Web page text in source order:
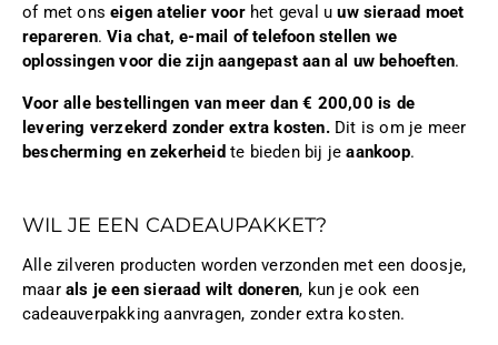
of met onseigen atelier voorhet geval uuw sieraad moet
repareren.Via chat, e-mail of telefoon stellen we
oplossingen voor die zijn aangepast aan al uw behoeften.
Voor alle bestellingen van meer dan € 200,00 is de
levering verzekerd zonder extra kosten.Dit is om je meer
bescherming en zekerheid te bieden bij jeaankoop.
WIL JE EEN CADEAUPAKKET?
Alle zilveren producten worden verzonden met een doosje,
maar als je een sieraad wilt doneren, kun je ook een
cadeauverpakking aanvragen, zonder extra kosten.